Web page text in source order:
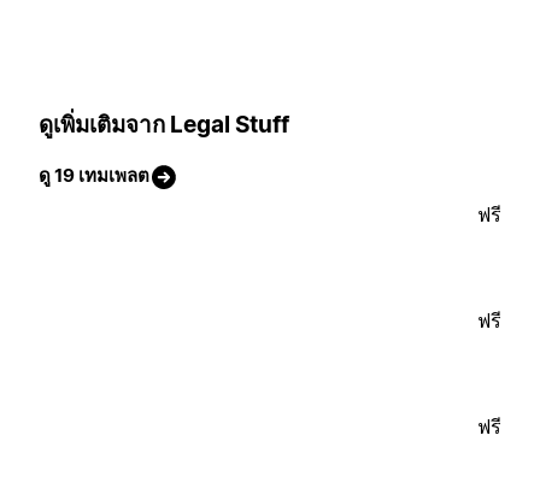
ดูเพิ่มเติมจาก Legal Stuff
ดู 19 เทมเพลต
ฟรี
ฟรี
ฟรี